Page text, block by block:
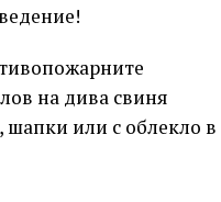
на дива свиня
шапки или с облекло в